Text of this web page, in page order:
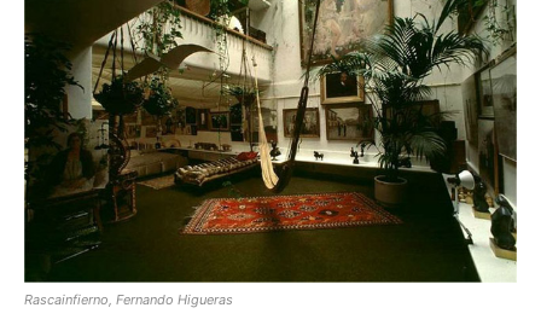
Rascainfierno, Fernando Higueras